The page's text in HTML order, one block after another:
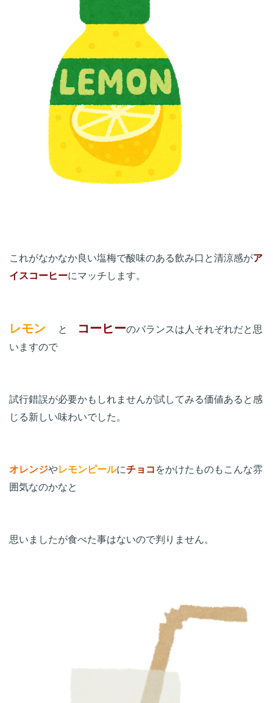
これがなかなか良い塩梅で酸味のある飲み口と清涼感がア
イスコーヒーにマッチします。
レモン と コーヒーのバランスは人それぞれだと思
いますので
試行錯誤が必要かもしれませんが試してみる価値あると感
じる新しい味わいでした。
オレンジやレモンピールにチョコ をかけたものもこんな雰
囲気なのかなと
思いましたが食べた事はないので判りません。